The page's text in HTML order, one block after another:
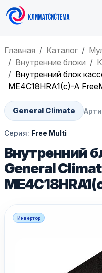
Главная Каталог
Внутренние блоки
Внутренний блок
ME4С18HRA1(с)-A
General Climate
Серия: Free Multi
Внутренний
General
Инвертор